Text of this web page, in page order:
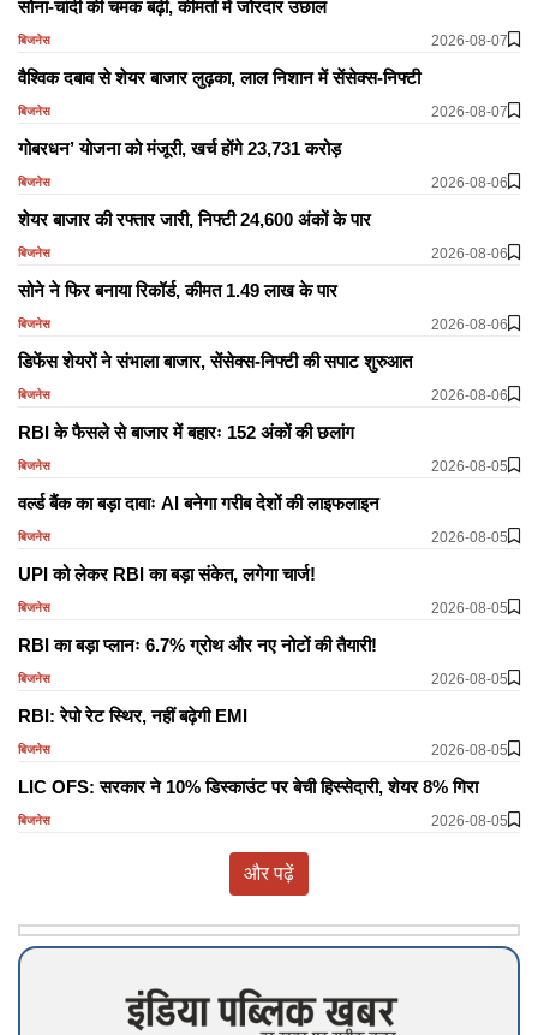
सोना-चांदी की चमक बढ़ी, कीमतों में जोरदार उछाल
बिजनेस 2026-08-07
वैश्विक दबाव से शेयर बाजार लुढ़का, लाल निशान में सेंसेक्स-निफ्टी
बिजनेस 2026-08-07
गोबरधन’ योजना को मंजूरी, खर्च होंगे 23,731 करोड़
बिजनेस 2026-08-06
शेयर बाजार की रफ्तार जारी, निफ्टी 24,600 अंकों के पार
बिजनेस 2026-08-06
सोने ने फिर बनाया रिकॉर्ड, कीमत 1.49 लाख के पार
बिजनेस 2026-08-06
डिफेंस शेयरों ने संभाला बाजार, सेंसेक्स-निफ्टी की सपाट शुरुआत
बिजनेस 2026-08-06
RBI के फैसले से बाजार में बहारः 152 अंकों की छलांग
बिजनेस 2026-08-05
वर्ल्ड बैंक का बड़ा दावाः AI बनेगा गरीब देशों की लाइफलाइन
बिजनेस 2026-08-05
UPI को लेकर RBI का बड़ा संकेत, लगेगा चार्ज!
बिजनेस 2026-08-05
RBI का बड़ा प्लानः 6.7% ग्रोथ और नए नोटों की तैयारी!
बिजनेस 2026-08-05
RBI: रेपो रेट स्थिर, नहीं बढ़ेगी EMI
बिजनेस 2026-08-05
LIC OFS: सरकार ने 10% डिस्काउंट पर बेची हिस्सेदारी, शेयर 8% गिरा
बिजनेस 2026-08-05
और पढ़ें